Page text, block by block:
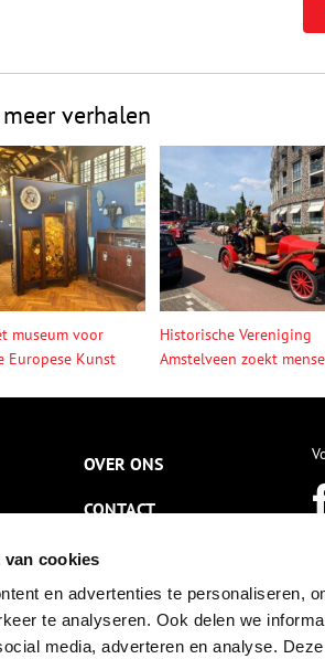
van cookies
en advertenties te personaliseren,
te analyseren. Ook delen we
media, adverteren en analyse.
meer verhalen
museum voor
Europese Kunst
Historische Vereniging
Amstelveen zoekt
OVER ONS
CONTACT
NIEUWSBRIEF
DISCLAIMER
PRIVACY